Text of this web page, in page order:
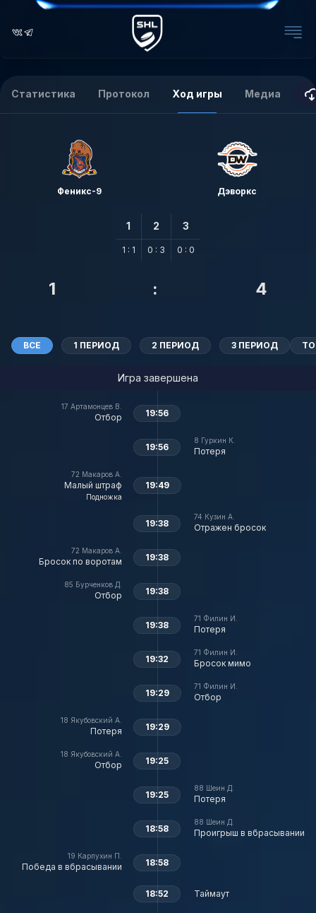
Статистика Протокол Ход игры Медиа
Феникс-9 Дэворкс
1
1 : 1
2
0 : 3
3
0 : 0
1 : 4
ВСЕ 1 ПЕРИОД 2 ПЕРИОД 3 ПЕРИОД
Игра завершена
17 Артамонцев В.
Отбор 19:56
8 Гуркин К.
Потеря
19:56
72 Макаров А.
Малый штраф
Подножка
19:49
74 Кузин А.
Отражен бросок
19:38
72 Макаров А.
Бросок по воротам 19:38
85 Бурченков Д.
Отбор 19:38
71 Филин И.
Потеря
19:38
71 Филин И.
Бросок мимо
19:32
71 Филин И.
Отбор
19:29
18 Якубовский А.
Потеря 19:29
18 Якубовский А.
Отбор 19:25
88 Шеин Д.
Потеря
19:25
88 Шеин Д.
Проигрыш в вбрасывании
18:58
19 Карпухин П.
Победа в вбрасывании 18:58
Таймаут
18:52